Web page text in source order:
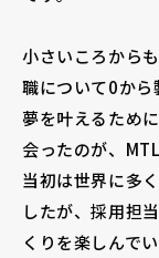
小さいころから
職について0から
夢を叶えるため
会ったのが、
当初は世界に多
したが、採用担
くりを楽しんで